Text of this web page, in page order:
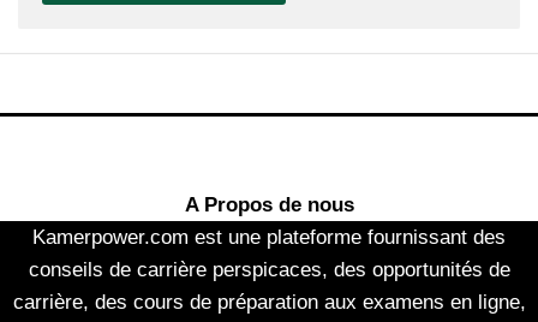
A Propos de nous
Kamerpower.com est une plateforme fournissant des
conseils de carrière perspicaces, des opportunités de
carrière, des cours de préparation aux examens en ligne,